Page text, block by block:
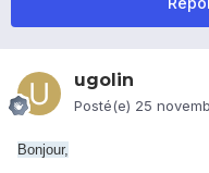
ugolin
Posté(e) 25
Bonjour,